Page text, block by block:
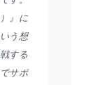
』に
う想
する
サポ